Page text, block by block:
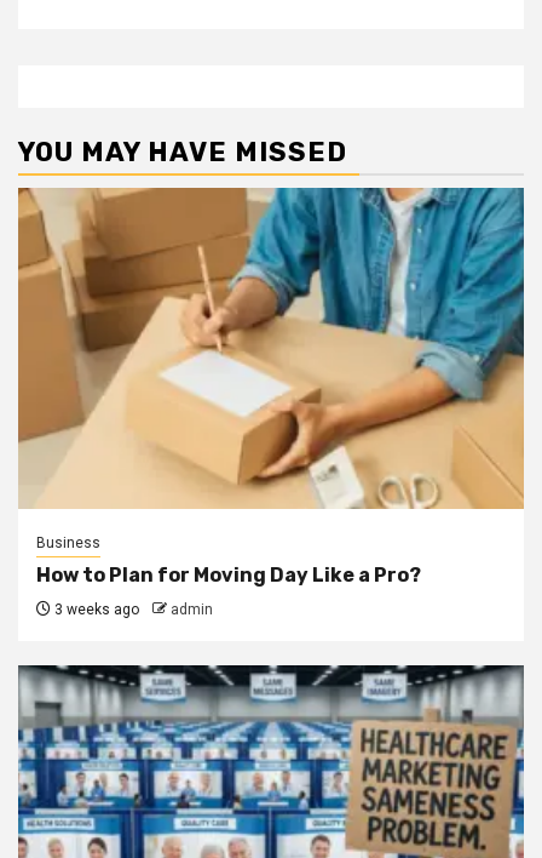
YOU MAY HAVE MISSED
Business
How to Plan for Moving Day Like a Pro?
3 weeks ago admin